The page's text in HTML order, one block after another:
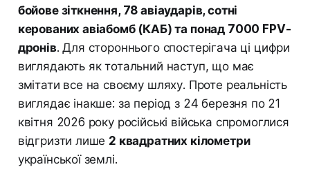
бойове зіткнення, 78 авіаударів, сотні
керованих авіабомб (КАБ) та понад 7000 FPV-
дронів. Для стороннього спостерігача ці цифри
виглядають як тотальний наступ, що має
змітати все на своєму шляху. Проте реальність
виглядає інакше: за період з 24 березня по 21
квітня 2026 року російські війська спромоглися
відгризти лише 2 квадратних кілометри
української землі.